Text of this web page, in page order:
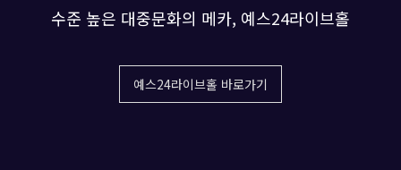
수준 높은 대중문화의 메카, 예스24라이브홀
예스24라이브홀 바로가기